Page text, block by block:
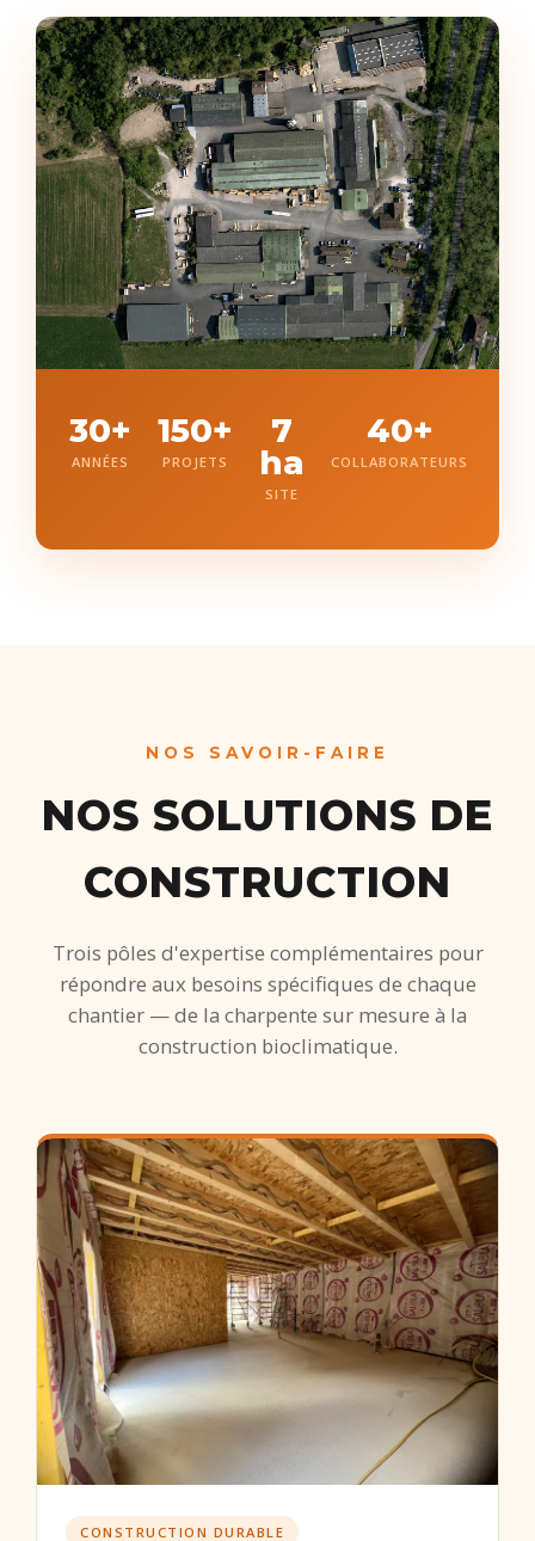
30+
ANNÉES
150+
PROJETS
7
ha
SITE
40+
COLLABORATEURS
NOS SAVOIR-FAIRE
NOS SOLUTIONS DE
CONSTRUCTION
Trois pôles d'expertise complémentaires pour
répondre aux besoins spécifiques de chaque
chantier — de la charpente sur mesure à la
construction bioclimatique.
CONSTRUCTION DURABLE